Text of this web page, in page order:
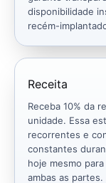
disponibilidade
recém-
Receita
Receba 10% da
unidade. Essa
recorrentes e
constantes
hoje mesmo
ambas as partes.